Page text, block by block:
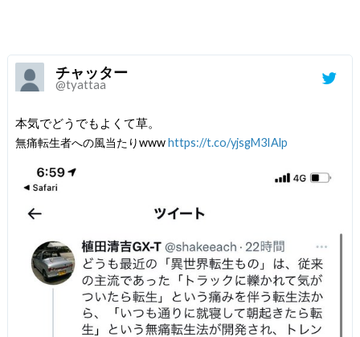
チャッター
@tyattaa
本気でどうでもよくて草。
無痛転生者への風当たりwwwhttps://t.co/yjsgM3IAlp